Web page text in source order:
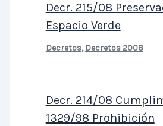
Decr. 215/08
Espacio Verde
Decretos, Decretos 2008
Decr. 214/08
1329/98 Prohibición